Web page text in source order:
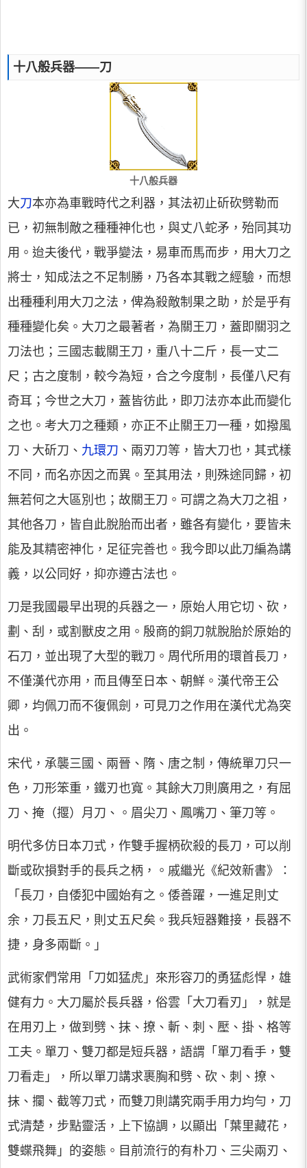
十八般兵器——刀
十八般兵器
大刀本亦為車戰時代之利器，其法初止斫砍劈勒而
已，初無制敵之種種神化也，與丈八蛇矛，殆同其功
用。迨夫後代，戰爭變法，易車而馬而步，用大刀之
將士，知成法之不足制勝，乃各本其戰之經驗，而想
出種種利用大刀之法，俾為殺敵制果之助，於是乎有
種種變化矣。大刀之最著者，為關王刀，蓋即關羽之
刀法也；三國志載關王刀，重八十二斤，長一丈二
尺；古之度制，較今為短，合之今度制，長僅八尺有
奇耳；今世之大刀，蓋皆彷此，即刀法亦本此而變化
之也。考大刀之種類，亦正不止關王刀一種，如撥風
刀、大斫刀、 九環刀 、兩刃刀等，皆大刀也，其式樣
不同，而名亦因之而異。至其用法，則殊途同歸，初
無若何之大區別也；故關王刀。可謂之為大刀之祖，
其他各刀，皆自此脫胎而出者，雖各有變化，要皆未
能及其精密神化，足征完善也。我今即以此刀編為講
義，以公同好，抑亦遵古法也。
刀是我國最早出現的兵器之一，原始人用它切、砍，
劃、刮，或割獸皮之用。殷商的銅刀就脫胎於原始的
石刀，並出現了大型的戰刀。周代所用的環首長刀，
不僅漢代亦用，而且傳至日本、朝鮮。漢代帝王公
卿，均佩刀而不復佩劍，可見刀之作用在漢代尤為突
出。
宋代，承襲三國、兩晉、隋、唐之制，傳統單刀只一
色，刀形笨重，鐵刃也寬。其餘大刀則廣用之，有屈
刀、掩（揠）月刀、。眉尖刀、鳳嘴刀、筆刀等。
明代多仿日本刀式，作雙手握柄砍殺的長刀，可以削
斷或砍損對手的長兵之柄，。戚繼光《紀效新書》：
「長刀，自倭犯中國始有之。倭善躍，一進足則丈
余，刀長五尺，則丈五尺矣。我兵短器難接，長器不
捷，身多兩斷。」
武術家們常用「刀如猛虎」來形容刀的勇猛彪悍，雄
健有力。大刀屬於長兵器，俗雲「大刀看刃」，就是
在用刃上，做到劈、抹、撩、斬、刺、壓、掛、格等
工夫。單刀、雙刀都是短兵器，語謂「單刀看手，雙
刀看走」，所以單刀講求裹胸和劈、砍、刺、撩、
抹、攔、截等刀式，而雙刀則講究兩手用力均勻，刀
式清楚，步點靈活，上下協調，以顯出「葉里藏花，
雙蝶飛舞」的姿態。目前流行的有朴刀、三尖兩刃、